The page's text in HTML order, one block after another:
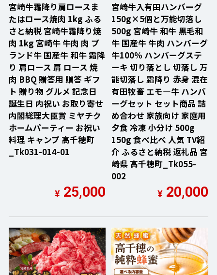
宮崎牛霜降り肩ロースま
たはロース焼肉 1kg ふる
さと納税 宮崎牛霜降り焼
肉 1kg 宮崎牛 牛肉 肉 ブ
ランド牛 国産牛 和牛 霜降
り 肩ロース 肩 ロース 焼
肉 BBQ 贈答用 贈答 ギフ
ト 贈り物 グルメ 記念日
誕生日 内祝い お取り寄せ
内閣総理大臣賞 ミヤチク
ホームパーティー お祝い
料理 キャンプ 高千穂町
_Tk031-014-01
¥25,000
宮崎牛入有田ハンバーグ
150g×5個と万能切落し
500g 宮崎牛 和牛 黒毛和
牛 国産牛 牛肉 ハンバーグ
牛100％ ハンバーグステ
ーキ 切り落とし 切落し 万
能切落し 霜降り 赤身 混在
有田牧畜 エモ―牛 ハンバ
ーグセット セット商品 詰
め合わせ 家族向け 家庭用
夕食 冷凍 小分け 500g
150g 食べ比べ 人気 TV紹
介 ふるさと納税 返礼品 宮
崎県 高千穂町_Tk055-
002
¥20,000